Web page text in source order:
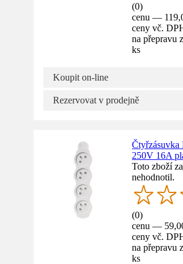
(0)
cenu —
ceny vč.
na přepravu
ks
Koupit on-line
Rezervovat v prodejně
Čtyřzásuvka
250V 16A
Toto zboží
nehodnotil.
(0)
cenu —
ceny vč.
na přepravu
ks